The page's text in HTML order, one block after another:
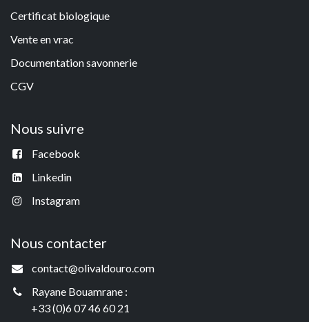
Certificat biologique
Vente en vrac
Documentation savonnerie
CGV
Nous suivre
Facebook
Linkedin
Instagram
Nous contacter
contact@olivaldouro.com
Rayane Bouamrane :
+33 (0)6 07 46 60 21